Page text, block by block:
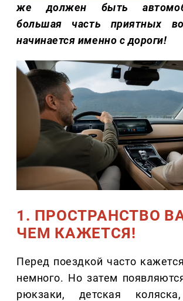
же должен быть
большая часть приятных
начинается именно с дороги!
1. ПРОСТРАНСТВО
ЧЕМ КАЖЕТСЯ!
Перед поездкой часто
немного. Но затем
рюкзаки, детская